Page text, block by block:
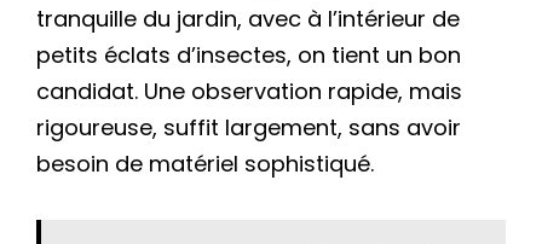
tranquille du jardin, avec à l’intérieur de
petits éclats d’insectes, on tient un bon
candidat. Une observation rapide, mais
rigoureuse, suffit largement, sans avoir
besoin de matériel sophistiqué.